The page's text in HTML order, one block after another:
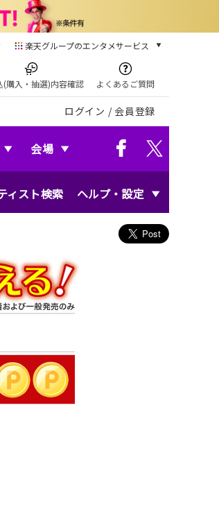
楽天グループのエンタメサービス
本/ゲーム/CD/DVD
楽天ブックス
電子書籍
楽天Kobo
音楽配信
動画配信ガイド
Rakuten PLAY
無料テレビ
Rチャンネル
(購入・抽選)内容確認 よくあるご質問
ログイン / 会員登録
会場
ィスト検索 ヘルプ・設定